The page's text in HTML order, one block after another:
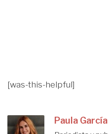
[was-this-helpful]
Paula García